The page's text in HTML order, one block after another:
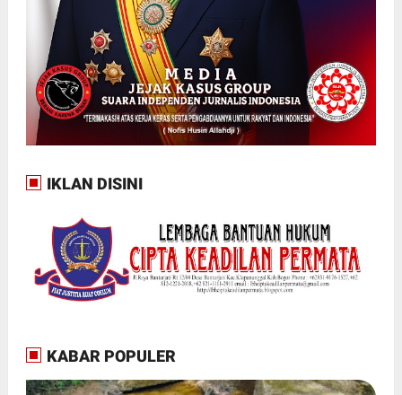
IKLAN DISINI
KABAR POPULER